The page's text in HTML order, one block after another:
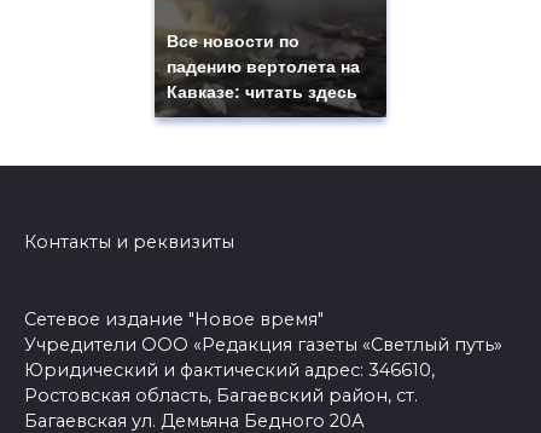
Все новости по
падению вертолета на
Кавказе: читать здесь
Контакты и реквизиты
Сетевое издание "Новое время"
Учредители ООО «Редакция газеты «Светлый путь»
Юридический и фактический адрес: 346610,
Ростовская область, Багаевский район, ст.
Багаевская ул. Демьяна Бедного 20А